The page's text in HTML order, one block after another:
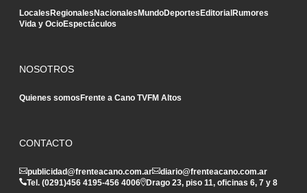
LocalesRegionalesNacionalesMundoDeportesEditorialRumores
Vida y OcioEspectáculos
NOSOTROS
Quienes somosFrente a Cano TVFM Altos
CONTACTO
publicidad@frenteacano.com.ar
diario@frenteacano.com.ar
Tel. (0291)456 4195-456 4006 Drago 23, piso 11, oficinas 6, 7 y 8